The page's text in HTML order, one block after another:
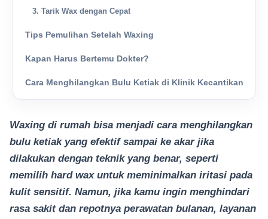
3. Tarik Wax dengan Cepat
Tips Pemulihan Setelah Waxing
Kapan Harus Bertemu Dokter?
Cara Menghilangkan Bulu Ketiak di Klinik Kecantikan
Waxing di rumah bisa menjadi cara menghilangkan
bulu ketiak yang efektif sampai ke akar jika
dilakukan dengan teknik yang benar, seperti
memilih hard wax untuk meminimalkan iritasi pada
kulit sensitif. Namun, jika kamu ingin menghindari
rasa sakit dan repotnya perawatan bulanan, layanan